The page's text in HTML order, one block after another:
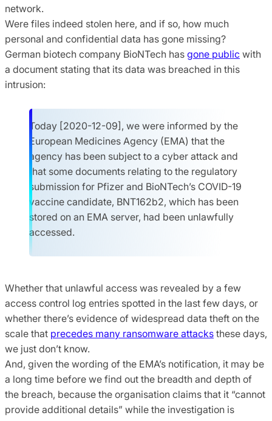
network.
Were files indeed stolen here, and if so, how much
personal and confidential data has gone missing?
German biotech company BioNTech has gone public with
a document stating that its data was breached in this
intrusion:
Today [2020-12-09], we were informed by the
European Medicines Agency (EMA) that the
agency has been subject to a cyber attack and
that some documents relating to the regulatory
submission for Pfizer and BioNTech’s COVID-19
vaccine candidate, BNT162b2, which has been
stored on an EMA server, had been unlawfully
accessed.
Whether that unlawful access was revealed by a few
access control log entries spotted in the last few days, or
whether there’s evidence of widespread data theft on the
scale that precedes many ransomware attacks these days,
we just don’t know.
And, given the wording of the EMA’s notification, it may be
a long time before we find out the breadth and depth of
the breach, because the organisation claims that it “cannot
provide additional details” while the investigation is